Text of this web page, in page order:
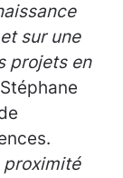
sur une
projets en
proximité